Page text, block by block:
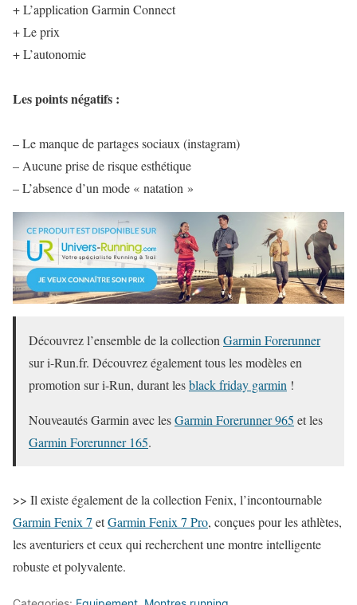
+ L’application Garmin Connect
+ Le prix
+ L’autonomie
Les points négatifs :
– Le manque de partages sociaux (instagram)
– Aucune prise de risque esthétique
– L’absence d’un mode « natation »
Découvrez l’ensemble de la collection Garmin Forerunner
sur i-Run.fr. Découvrez également tous les modèles en
promotion sur i-Run, durant lesblack friday garmin !
Nouveautés Garmin avec lesGarmin Forerunner 965 et les
Garmin Forerunner 165.
>> Il existe également de la collection Fenix, l’incontournable
Garmin Fenix 7 etGarmin Fenix 7 Pro, conçues pour les athlètes,
les aventuriers et ceux qui recherchent une montre intelligente
robuste et polyvalente.